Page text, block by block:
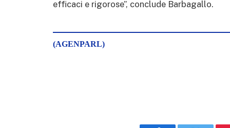
efficaci e rigorose”, conclude Barbagallo.
(AGENPARL)